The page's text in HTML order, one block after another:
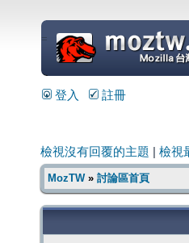
=
登入 註冊
檢視沒有回覆的主題 檢視
MozTW» 討論區首頁